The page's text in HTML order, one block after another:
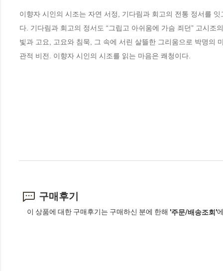
이향자 시인의 시조는 자연 서정, 기다림과 회고의 전통 정서를
다. 기다림과 회고의 정서도 “그립고 아쉬움에 가슴 죄던” 고시
빛과 고요, 고요와 침묵, 그 속에 서린 살뜰한 그리움으로 박명의
관적 비전. 이향자 시인의 시조를 읽는 마음은 쾌청이다.
구매후기
이 상품에 대한 구매후기는 구매하신 분에 한해 '주문/배송조회'